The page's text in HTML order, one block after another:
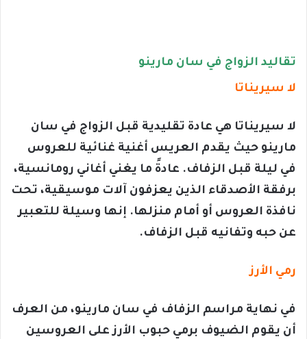
تقاليد الزواج في سان مارينو
لا سيريناتا
لا سيريناتا هي عادة تقليدية قبل الزواج في سان
مارينو حيث يقدم العريس أغنية غنائية للعروس
في ليلة قبل الزفاف. عادةً ما يغني أغاني رومانسية،
برفقة الأصدقاء الذين يعزفون آلات موسيقية، تحت
نافذة العروس أو أمام منزلها. إنها وسيلة للتعبير
عن حبه وتفانيه قبل الزفاف.
رمي الأرز
في نهاية مراسم الزفاف في سان مارينو، من العرف
أن يقوم الضيوف برمي حبوب الأرز على العروسين